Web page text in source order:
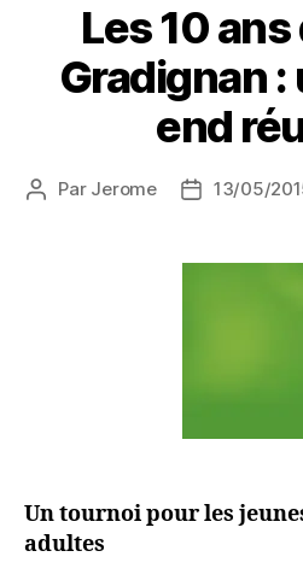
Les 10 ans
Gradignan
end
Par Jerome 13/05/
Un tournoi pour les
adultes